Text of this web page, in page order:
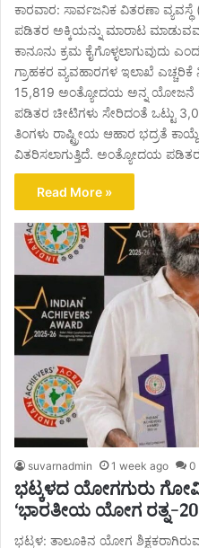
ಕಾರವಾರ: ಸಾರ್ವಜನಿಕ ವಿತರಣಾ
ಪಡಿತರ ಅಕ್ಕಿಯನ್ನು ಮಾರಾಟ
ಕಾನೂನು ಕ್ರಮ ಕೈಗೊಳ್ಳಲಾಗುವುದು
ಗ್ರಾಹಕರ ವ್ಯವಹಾರಗಳ ಇಲಾಖೆ
15,819 ಅಂತ್ಯೋದಯ ಅನ್ನ ಯೋಜನೆ
ಪಡಿತರ ಚೀಟಿಗಳು ಸೇರಿದಂತೆ ಒಟ್ಟು
ತಿಂಗಳು ರಾಷ್ಟ್ರೀಯ ಆಹಾರ ಭದ್ರತೆ
ವಿತರಿಸಲಾಗುತ್ತಿದೆ. ಅಂತ್ಯೋದಯ
Read More »
suvarnadmin 1 week ago 0
ಭಟ್ಕಳದ ಯೋಗಗುರು
‘ಭಾರತೀಯ ಯೋಗ ರತ್ನ-
ಭಟ್ಕಳ: ತಾಲೂಕಿನ ಯೋಗ